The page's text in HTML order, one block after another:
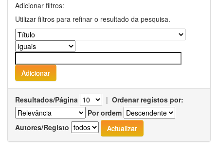
Adicionar filtros:
Utilizar filtros para refinar o resultado da pesquisa.
Resultados/Página | Ordenar registos por:
Por ordem
Autores/Registo